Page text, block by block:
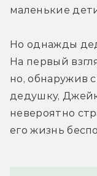
маленькие
Но однажды
На первый
но, обнаружив
дедушку,
невероятно
его жизнь